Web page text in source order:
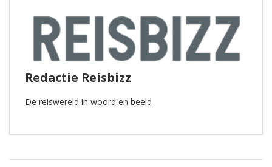
Redactie Reisbizz
De reiswereld in woord en beeld